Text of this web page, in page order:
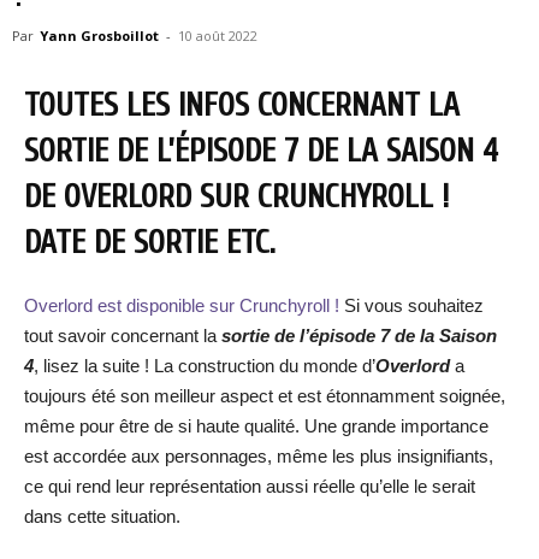
Par Yann Grosboillot - 10 août 2022
TOUTES LES INFOS CONCERNANT LA
SORTIE DE L’ÉPISODE 7 DE LA SAISON 4
DE OVERLORD SUR CRUNCHYROLL !
DATE DE SORTIE ETC.
Overlord est disponible sur Crunchyroll ! Si vous souhaitez
tout savoir concernant la sortie de l’épisode 7 de la Saison
4, lisez la suite ! La construction du monde d’Overlorda
toujours été son meilleur aspect et est étonnamment soignée,
même pour être de si haute qualité. Une grande importance
est accordée aux personnages, même les plus insignifiants,
ce qui rend leur représentation aussi réelle qu’elle le serait
dans cette situation.